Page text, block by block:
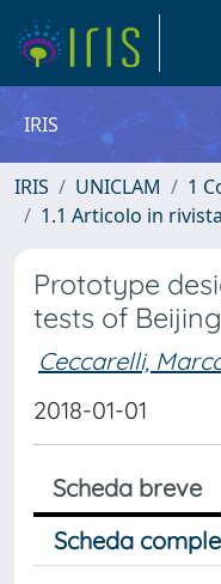
IRIS
IRIS UNICLAM
1
1.1 Articolo in rivista
Prototype
tests of
Ceccarelli,
2018-01-01
Scheda breve
Scheda